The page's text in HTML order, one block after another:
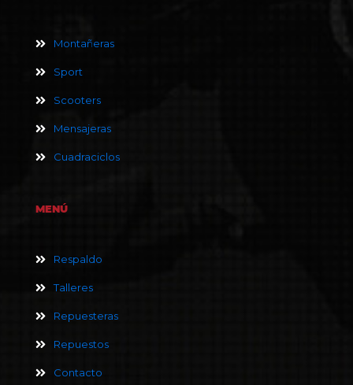
Montañeras
Sport
Scooters
Mensajeras
Cuadraciclos
MENÚ
Respaldo
Talleres
Repuesteras
Repuestos
Contacto